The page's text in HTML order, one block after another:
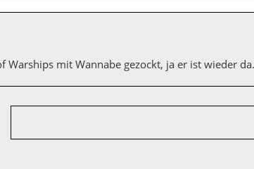
Warships mit Wannabe gezockt, ja er ist wieder